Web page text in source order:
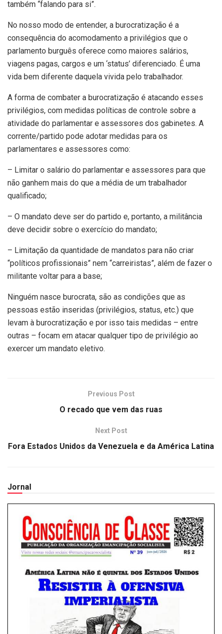
também “falando para si”.
No nosso modo de entender, a burocratização é a
consequência do acomodamento a privilégios que o
parlamento burguês oferece como maiores salários,
viagens pagas, cargos e um ‘status’ diferenciado. É uma
vida bem diferente daquela vivida pelo trabalhador.
A forma de combater a burocratização é atacando esses
privilégios, com medidas políticas de controle sobre a
atividade do parlamentar e assessores dos gabinetes. A
corrente/partido pode adotar medidas para os
parlamentares e assessores como:
– Limitar o salário do parlamentar e assessores para que
não ganhem mais do que a média de um trabalhador
qualificado;
– O mandato deve ser do partido e, portanto, a militância
deve decidir sobre o exercício do mandato;
– Limitação da quantidade de mandatos para não criar
“políticos profissionais” nem “carreiristas”, além de fazer o
militante voltar para a base;
Ninguém nasce burocrata, são as condições que as
pessoas estão inseridas (privilégios, status, etc.) que
levam à burocratização e por isso tais medidas – entre
outras – focam em atacar qualquer tipo de privilégio ao
exercer um mandato eletivo.
Previous Post
O recado que vem das ruas
Next Post
Fora Estados Unidos da Venezuela e da América Latina
Jornal